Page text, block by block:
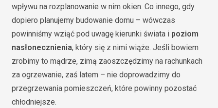
wpływu na rozplanowanie w nim okien. Co innego, gdy
dopiero planujemy budowanie domu – wówczas
powinniśmy wziąć pod uwagę kierunki świata i poziom
nasłonecznienia, który się z nimi wiąże. Jeśli bowiem
zrobimy to mądrze, zimą zaoszczędzimy na rachunkach
za ogrzewanie, zaś latem – nie doprowadzimy do
przegrzewania pomieszczeń, które powinny pozostać
chłodniejsze.